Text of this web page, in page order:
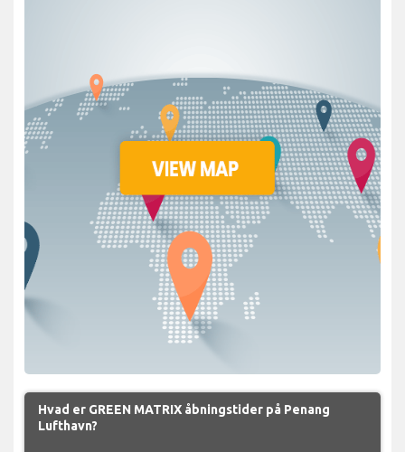
Hvad er GREEN MATRIX åbningstider på Penang
Lufthavn?